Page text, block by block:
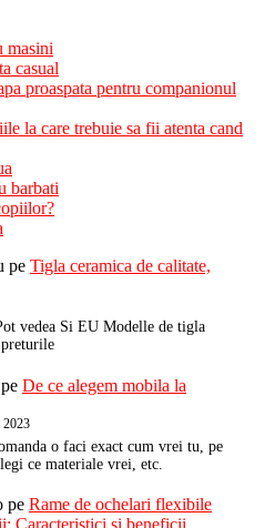
masini
casual
proaspata pentru companionul
la care trebuie sa fii atenta cand
barbati
pe Tigla ceramica de calitate,
vedea Si EU Modelle de tigla
pe De ce alegem mobila la
2023
o faci exact cum vrei tu, pe
ce materiale vrei, etc.
pe Rame de ochelari flexibile